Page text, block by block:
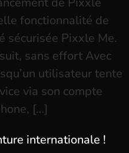
fonctionnalité de
sécurisée Pixxle Me.
sans effort Avec
utilisateur tente
via son compte
[…]
internationale !